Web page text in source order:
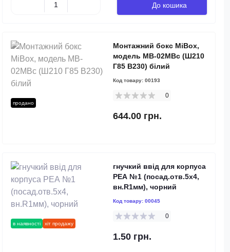
До кошика
продано
Монтажний бокс MiBox,
модель MB-02MBc (Ш210
Г85 В230) білий
Код товару: 00193
0
644.00 грн.
в наявності хіт продажу
гнучкий ввід для корпуса
РЕА №1 (посад.отв.5х4,
вн.R1мм), чорний
Код товару: 00045
0
1.50 грн.